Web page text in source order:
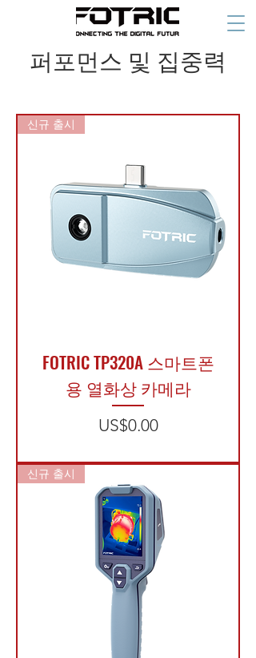
퍼포먼스 및 집중력
신규 출시
FOTRIC TP320A 스마트폰
용 열화상 카메라
가격
US$0.00
신규 출시